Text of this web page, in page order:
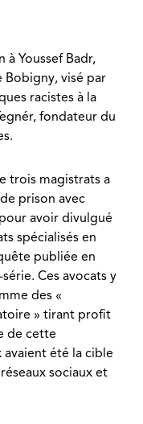
à Youssef Badr,
Bobigny, visé par
racistes à la
fondateur du
trois magistrats a
prison avec
avoir divulgué
spécialisés en
publiée en
Ces avocats y
des «
» tirant profit
de cette
été la cible
sociaux et